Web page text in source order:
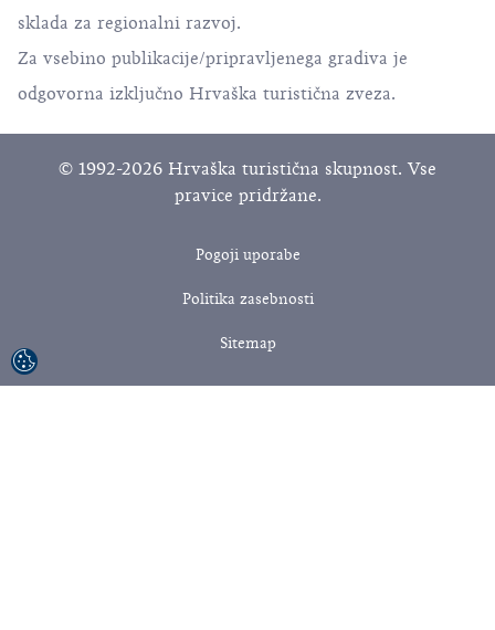
sklada za regionalni razvoj.
Za vsebino publikacije/pripravljenega gradiva je
odgovorna izključno Hrvaška turistična zveza.
© 1992-2026 Hrvaška turistična skupnost. Vse
pravice pridržane.
Pogoji uporabe
Politika zasebnosti
Sitemap